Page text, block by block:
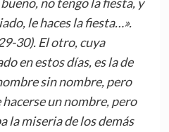
no tengo la fiesta, y
le haces la fiesta…».
30). El otro, cuya
en estos días, es la de
sin nombre, pero
un nombre, pero
la miseria de los demás